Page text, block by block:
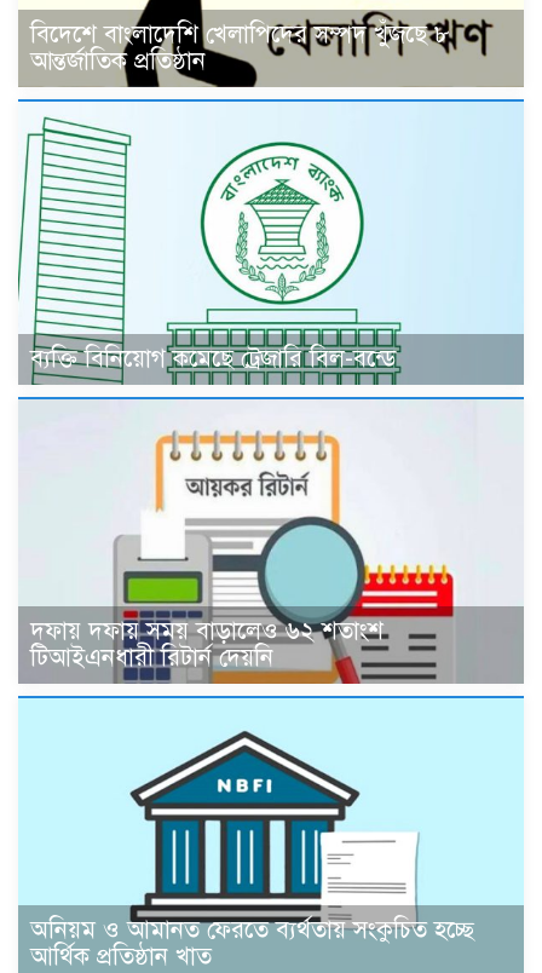
বিদেশে বাংলাদেশি খেলাপিদের সম্পদ খুঁজছে ৮
আন্তর্জাতিক প্রতিষ্ঠান
ব্যক্তি বিনিয়োগ কমেছে ট্রেজারি বিল-বন্ডে
দফায় দফায় সময় বাড়ালেও ৬২ শতাংশ
টিআইএনধারী রিটার্ন দেয়নি
অনিয়ম ও আমানত ফেরতে ব্যর্থতায় সংকুচিত হচ্ছে
আর্থিক প্রতিষ্ঠান খাত